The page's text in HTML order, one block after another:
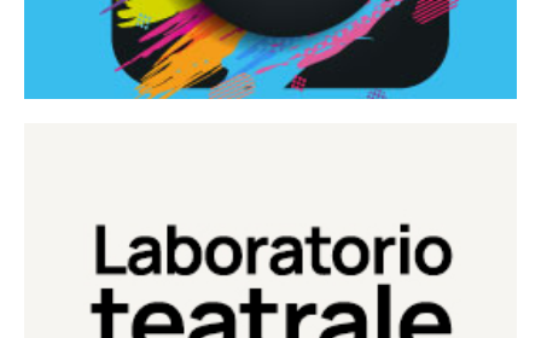
Laboratorio di teatro del Teatro Eduardo de Filippo
Continua